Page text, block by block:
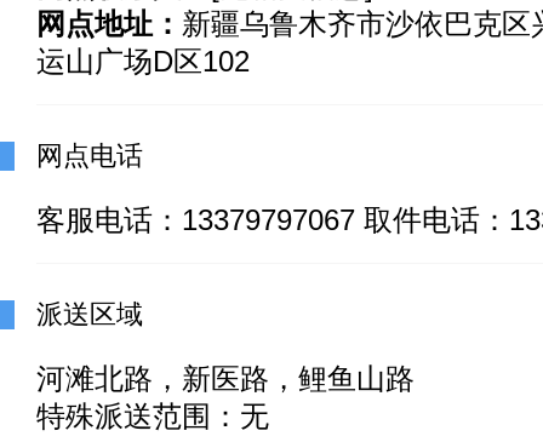
网点地址： 新疆乌鲁木齐市沙依巴克区
运山广场D区102
网点电话
客服电话：13379797067 取件电话：
派送区域
河滩北路，新医路，鲤鱼山路
特殊派送范围：无